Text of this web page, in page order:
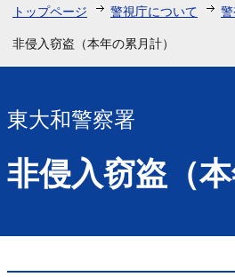
トップページ 警視庁について
非侵入窃盗（本年の累月計）
東大和警察署
非侵入窃盗（本